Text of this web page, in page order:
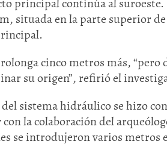
principal continúa al
situada en la parte superior
cinco metros más, “pero
su origen”, refirió el
sistema hidráulico se hizo
la colaboración del
se introdujeron varios metros